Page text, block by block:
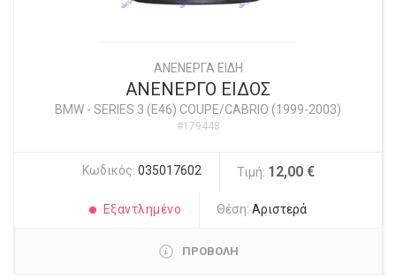
ΑΝΕΝΕΡΓΑ ΕΙΔΗ
ΑΝΕΝΕΡΓΟ ΕΙΔΟΣ
BMW - SERIES 3 (E46) COUPE/CABRIO (1999-2003)
#179448
Κωδικός: 035017602 Τιμή: 12,00 €
Εξαντλημένο Θέση:Αριστερά
ΠΡΟΒΟΛΗ